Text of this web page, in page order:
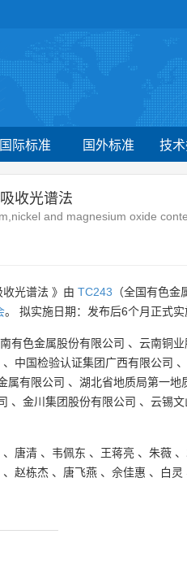
国际标准 国外标准 技
收光谱法
and magnesium oxide
光谱法 》由 TC243 （全国有色金
。 拟实施日期：发布后6个月正式实
有色金属股份有限公司 、 云南铜业
、 中国检验认证集团广西有限公司 、
属有限公司 、 湖北省地质局第一地
、 金川集团股份有限公司 、 云锡文
、 唐清 、 韦佩东 、 王蒋亮 、 朱薇 、
、 赵栋杰 、 唐飞燕 、 佘佳惠 、 白灵